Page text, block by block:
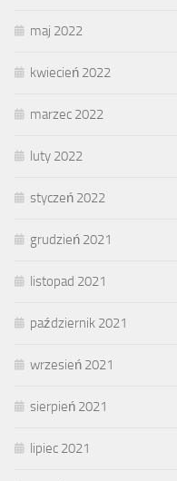
maj 2022
kwiecień 2022
marzec 2022
luty 2022
styczeń 2022
grudzień 2021
listopad 2021
październik 2021
wrzesień 2021
sierpień 2021
lipiec 2021